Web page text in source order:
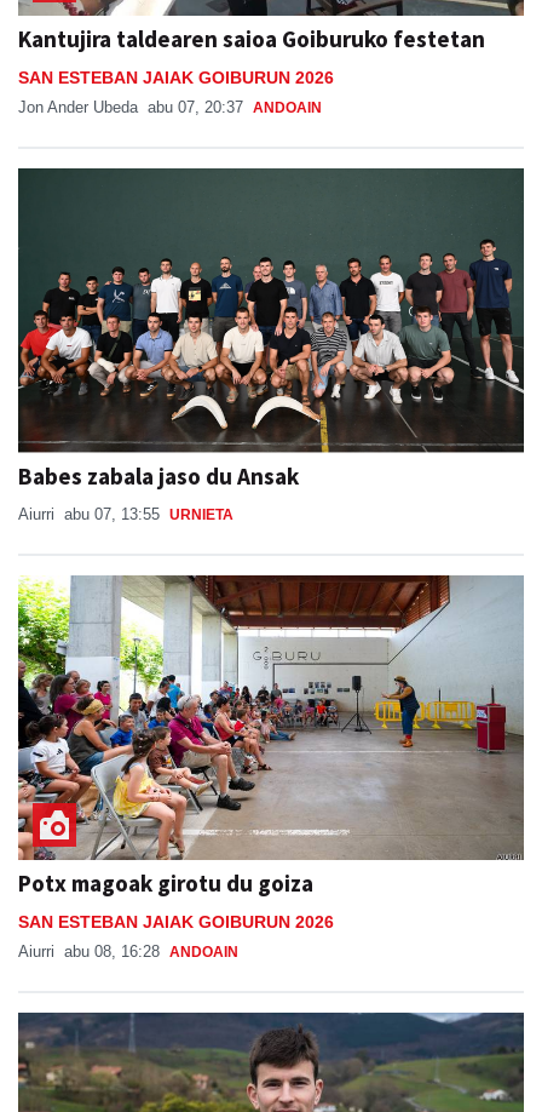
Kantujira taldearen saioa Goiburuko festetan
SAN ESTEBAN JAIAK GOIBURUN 2026
Jon Ander Ubeda abu 07, 20:37 ANDOAIN
Babes zabala jaso du Ansak
Aiurri abu 07, 13:55 URNIETA
Potx magoak girotu du goiza
SAN ESTEBAN JAIAK GOIBURUN 2026
Aiurri abu 08, 16:28 ANDOAIN